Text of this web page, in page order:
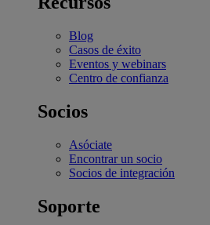
Blog
Casos de éxito
Eventos y webinars
Centro de confianza
Socios
Asóciate
Encontrar un socio
Socios de integración
Soporte